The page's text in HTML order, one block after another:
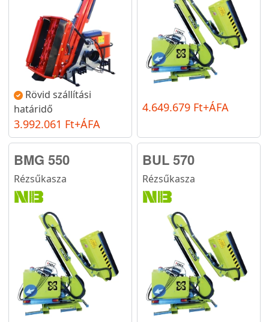
Rövid szállítási
határidő
3.992.061 Ft+ÁFA
4.649.679 Ft+ÁFA
BMG 550
Rézsűkasza
BUL 570
Rézsűkasza